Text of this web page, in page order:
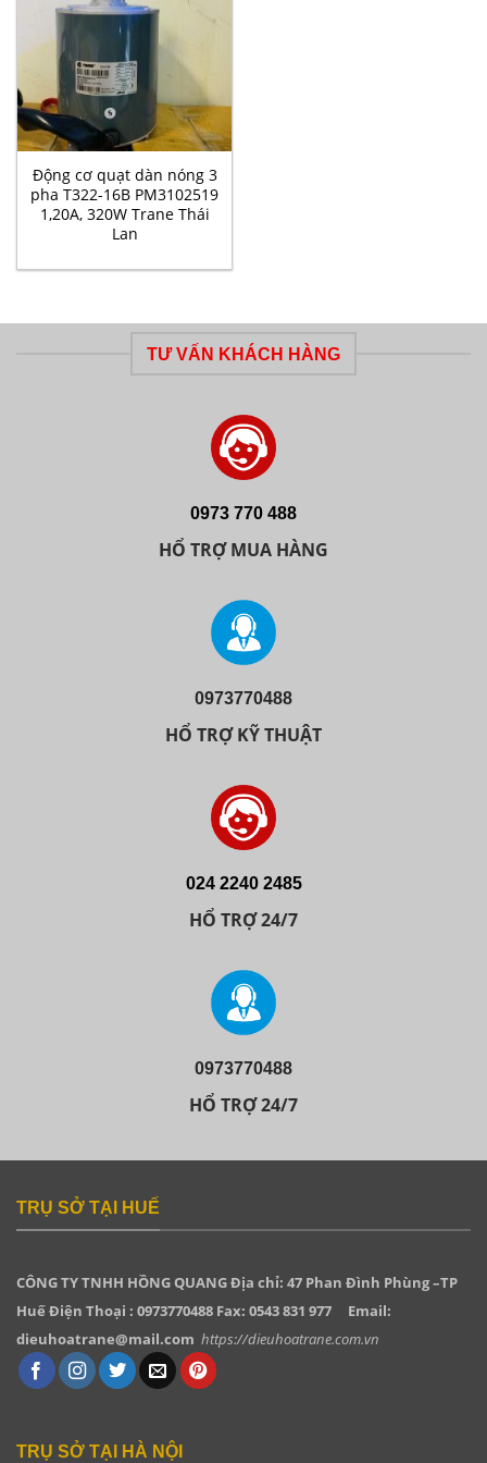
Động cơ quạt dàn nóng 3
pha T322-16B PM3102519
1,20A, 320W Trane Thái
Lan
TƯ VẤN KHÁCH HÀNG
0973 770 488
HỔ TRỢ MUA HÀNG
0973770488
HỔ TRỢ KỸ THUẬT
024 2240 2485
HỔ TRỢ 24/7
0973770488
HỔ TRỢ 24/7
TRỤ SỞ TẠI HUẾ
CÔNG TY TNHH HỒNG QUANGĐịa chỉ: 47 Phan Đình Phùng –TP
Huế Điện Thoại : 0973770488 Fax: 0543 831 977
Email:
dieuhoatrane@mail.com https://dieuhoatrane.com.vn
TRỤ SỞ TẠI HÀ NỘI